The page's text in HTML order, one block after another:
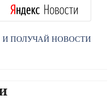
ПОЛУЧАЙ НОВОСТИ